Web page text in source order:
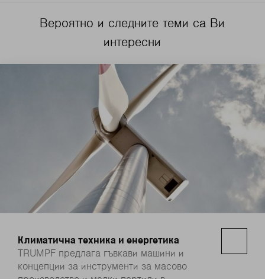
Вероятно и следните теми са Ви
интересни
Климатична техника и енергетика
TRUMPF предлага гъвкави машини и
концепции за инструменти за масово